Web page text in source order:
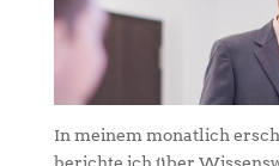
In meinem monatlich